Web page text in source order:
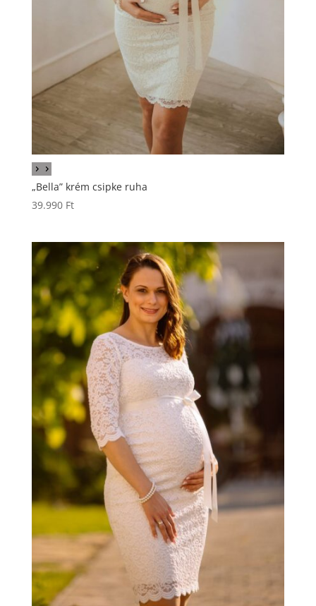
„Bella” krém csipke ruha
39.990 Ft